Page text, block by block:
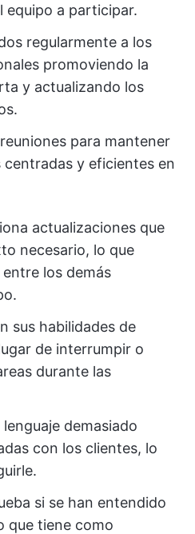
equipo a participar.
regularmente a los
promoviendo la
y actualizando los
para mantener
centradas y eficientes en
actualizaciones que
necesario, lo que
los demás
sus habilidades de
de interrumpir o
durante las
demasiado
con los clientes, lo
si se han entendido
que tiene como